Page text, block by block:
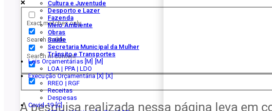
Cultura e Juventude
Desporto e Lazer
Fazenda
Meio Ambiente
Obras
Saúde
Secretaria Municipal da Mulher
Trânsito e Transportes
Leis Orçamentárias [M]
LOA | PPA | LDO
Execução Orçamentária [X]
RREO | RGF
Receitas
Despesas
Covid-19
Exact matches only
Search in title
Search in content
A pesquisa realizada nessa página leva em